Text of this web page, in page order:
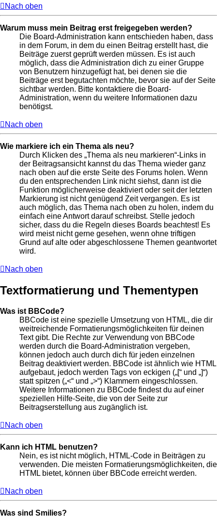
Nach oben
Warum muss mein Beitrag erst freigegeben werden?
Die Board-Administration kann entschieden haben, dass
in dem Forum, in dem du einen Beitrag erstellt hast, die
Beiträge zuerst geprüft werden müssen. Es ist auch
möglich, dass die Administration dich zu einer Gruppe
von Benutzern hinzugefügt hat, bei denen sie die
Beiträge erst begutachten möchte, bevor sie auf der Seite
sichtbar werden. Bitte kontaktiere die Board-
Administration, wenn du weitere Informationen dazu
benötigst.
Nach oben
Wie markiere ich ein Thema als neu?
Durch Klicken des „Thema als neu markieren“-Links in
der Beitragsansicht kannst du das Thema wieder ganz
nach oben auf die erste Seite des Forums holen. Wenn
du den entsprechenden Link nicht siehst, dann ist die
Funktion möglicherweise deaktiviert oder seit der letzten
Markierung ist nicht genügend Zeit vergangen. Es ist
auch möglich, das Thema nach oben zu holen, indem du
einfach eine Antwort darauf schreibst. Stelle jedoch
sicher, dass du die Regeln dieses Boards beachtest! Es
wird meist nicht gerne gesehen, wenn ohne triftigen
Grund auf alte oder abgeschlossene Themen geantwortet
wird.
Nach oben
Textformatierung und Thementypen
Was ist BBCode?
BBCode ist eine spezielle Umsetzung von HTML, die dir
weitreichende Formatierungsmöglichkeiten für deinen
Text gibt. Die Rechte zur Verwendung von BBCode
werden durch die Board-Administration vergeben,
können jedoch auch durch dich für jeden einzelnen
Beitrag deaktiviert werden. BBCode ist ähnlich wie HTML
aufgebaut, jedoch werden Tags von eckigen („[“ und „]“)
statt spitzen („<“ und „>“) Klammern eingeschlossen.
Weitere Informationen zu BBCode findest du auf einer
speziellen Hilfe-Seite, die von der Seite zur
Beitragserstellung aus zugänglich ist.
Nach oben
Kann ich HTML benutzen?
Nein, es ist nicht möglich, HTML-Code in Beiträgen zu
verwenden. Die meisten Formatierungsmöglichkeiten, die
HTML bietet, können über BBCode erreicht werden.
Nach oben
Was sind Smilies?